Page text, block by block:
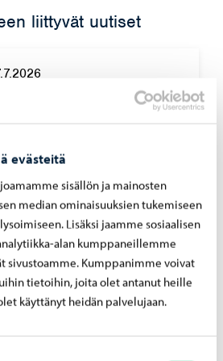
evästeitä
sisällön ja mainosten
median ominaisuuksien tukemiseen
Lisäksi jaamme sosiaalisen
alan kumppaneillemme
sivustoamme. Kumppanimme voivat
tietoihin, joita olet antanut heille
käyttänyt heidän palvelujaan.
liittyvät uutiset
korjaus Käräjätalontien ja
kohdalla – työ alkaa
säätöaseman
kohdalta – työt alkavat